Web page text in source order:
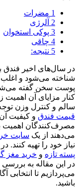
1 مضرات
2 آلرژی
3 پوکی استخوان
4 چاقی
5 نتیجه:
در سال‌های اخیر فندق
شناخته می‌شود و اغلب
پوست سخن گفته
کنار مزایای آن اهمیت
سالم و کنترل وزن
قیمت فندق و کیفیت
مصرف‌کنندگان اهمیت
می‌دهند از یک سایت
نیاز خود را تهیه کنند.
پسته تازه و خرید مغز
در این مقاله به
می‌پردازیم تا انتخابی
باشید.